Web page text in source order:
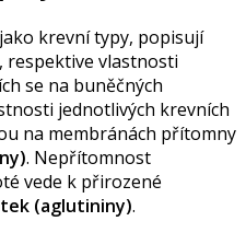
krevní typy, popisují
respektive vlastnosti
se na buněčných
jednotlivých krevních
na membránách přítomny
. Nepřítomnost
vede k přirozené
(aglutininy).